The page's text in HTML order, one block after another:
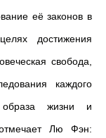
её законов в
достижения
свобода,
каждого
образа жизни и
Лю Фэн: